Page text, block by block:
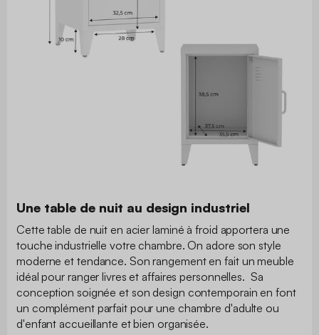
Une table de nuit au design industriel
Cette table de nuit en acier laminé à froid apportera une
touche industrielle votre chambre. On adore son style
moderne et tendance. Son rangement en fait un meuble
idéal pour ranger livres et affaires personnelles. Sa
conception soignée et son design contemporain en font
un complément parfait pour une chambre d'adulte ou
d'enfant accueillante et bien organisée.